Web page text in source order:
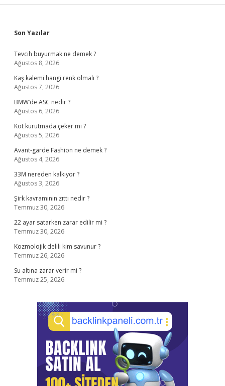
Sidebar
Son Yazılar
Tevcih buyurmak ne demek ?
Ağustos 8, 2026
Kaş kalemi hangi renk olmalı ?
Ağustos 7, 2026
BMW’de ASC nedir ?
Ağustos 6, 2026
Kot kurutmada çeker mi ?
Ağustos 5, 2026
Avant-garde Fashion ne demek ?
Ağustos 4, 2026
33M nereden kalkıyor ?
Ağustos 3, 2026
Şirk kavramının zıttı nedir ?
Temmuz 30, 2026
22 ayar satarken zarar edilir mi ?
Temmuz 30, 2026
Kozmolojik delili kim savunur ?
Temmuz 26, 2026
Su altına zarar verir mi ?
Temmuz 25, 2026